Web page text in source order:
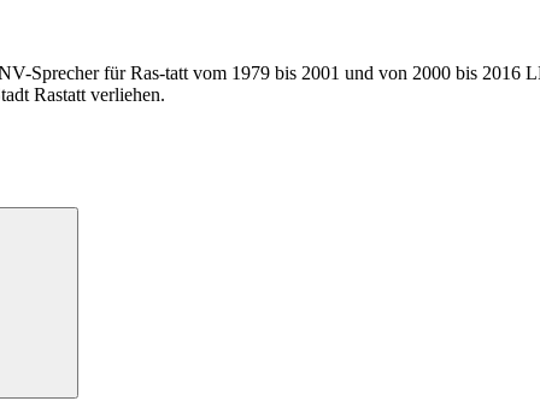
Sprecher für Ras-tatt vom 1979 bis 2001 und von 2000 bis 2016
Rastatt verliehen.